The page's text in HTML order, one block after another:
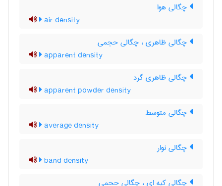
چگالی هوا
air density
چگالی ظاهری ، چگالی حجمی
apparent density
چگالی ظاهری گرد
apparent powder density
چگالی متوسط
average density
چگالی نوار
band density
چگالی کپه ای ، چگالی حجمی